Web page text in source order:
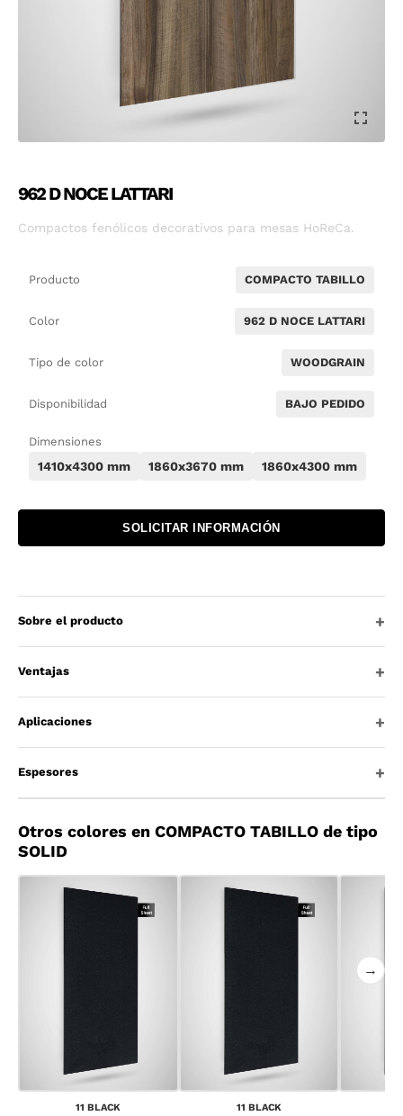
962 D NOCE LATTARI
Compactos fenólicos decorativos para mesas HoReCa.
Producto COMPACTO TABILLO
Color 962 D NOCE LATTARI
Tipo de color WOODGRAIN
Disponibilidad BAJO PEDIDO
Dimensiones
1410x4300 mm 1860x3670 mm 1860x4300 mm
SOLICITAR INFORMACIÓN
Sobre el producto
Ventajas
Aplicaciones
Espesores
Otros colores en COMPACTO TABILLO de tipo
SOLID
11 BLACK 11 BLACK
→